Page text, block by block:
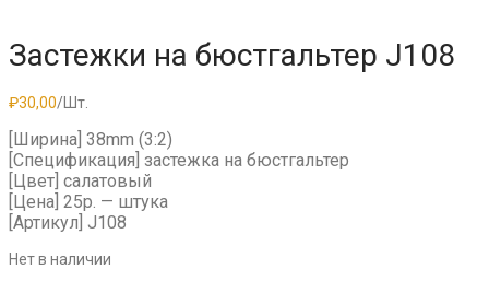
Застежки на бюстгальтер J108
₽30,00/Шт.
[Ширина] 38mm (3:2)
[Спецификация] застежка на бюстгальтер
[Цвет] салатовый
[Цена] 25р. — штука
[Артикул] J108
Нет в наличии